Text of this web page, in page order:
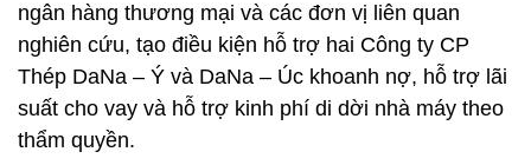
ngân hàng thương mại và các đơn vị liên quan
nghiên cứu, tạo điều kiện hỗ trợ hai Công ty CP
Thép DaNa – Ý và DaNa – Úc khoanh nợ, hỗ trợ lãi
suất cho vay và hỗ trợ kinh phí di dời nhà máy theo
thẩm quyền.